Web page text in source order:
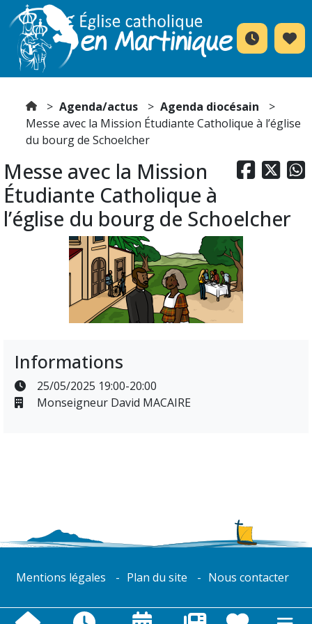
Agenda/actus
Agenda diocésain
Messe avec la Mission Étudiante Catholique à l’église
du bourg de Schoelcher
  
Messe avec la Mission
Étudiante Catholique à
l’église du bourg de Schoelcher
Informations
25/05/2025 19:00-20:00
Monseigneur David MACAIRE
Mentions légales Plan du site Nous contacter